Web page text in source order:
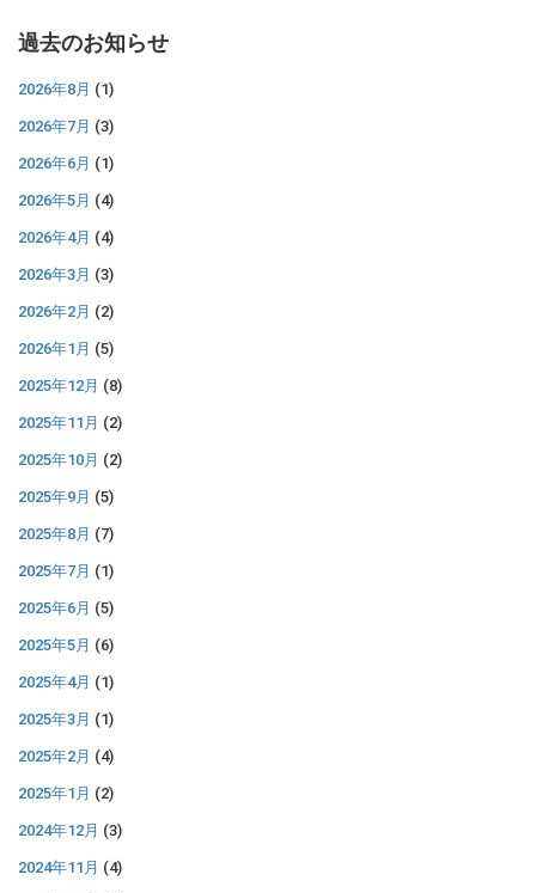
過去のお知らせ
2026年8月 (1)
2026年7月 (3)
2026年6月 (1)
2026年5月 (4)
2026年4月 (4)
2026年3月 (3)
2026年2月 (2)
2026年1月 (5)
2025年12月 (8)
2025年11月 (2)
2025年10月 (2)
2025年9月 (5)
2025年8月 (7)
2025年7月 (1)
2025年6月 (5)
2025年5月 (6)
2025年4月 (1)
2025年3月 (1)
2025年2月 (4)
2025年1月 (2)
2024年12月 (3)
2024年11月 (4)